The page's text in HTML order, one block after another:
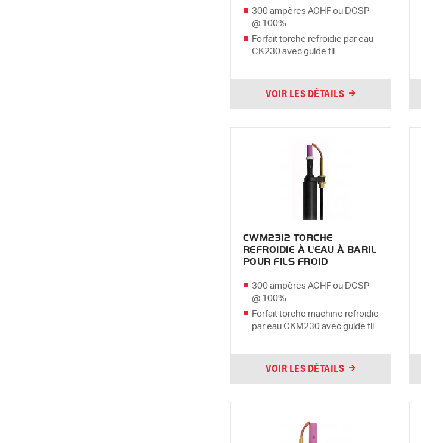
300 ampères ACHF ou DCSP
@ 100%
Forfait torche refroidie par eau
CK230 avec guide fil
VOIR LES DÉTAILS
CWM2312 TORCHE
REFROIDIE À L'EAU À BARIL
POUR FILS FROID
300 ampères ACHF ou DCSP
@ 100%
Forfait torche machine refroidie
par eau CKM230 avec guide fil
VOIR LES DÉTAILS